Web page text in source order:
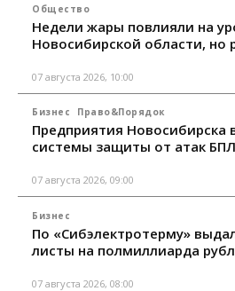
Общество
Недели жары повлияли на
Новосибирской области, но
07 августа 2026, 10:00
Бизнес Право&Порядок
Предприятия Новосибирска
системы защиты от атак
07 августа 2026, 09:00
Бизнес
По «Сибэлектротерму»
листы на полмиллиарда
07 августа 2026, 08:00